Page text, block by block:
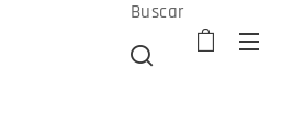
Buscar